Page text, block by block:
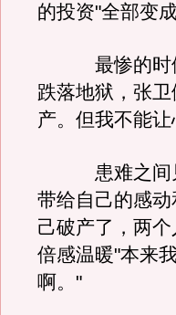
的投资"全部变
最惨的时候
跌落地狱，张
产。但我不能
患难之间见
带给自己的感
己破产了，两
倍感温暖"本来
啊。"